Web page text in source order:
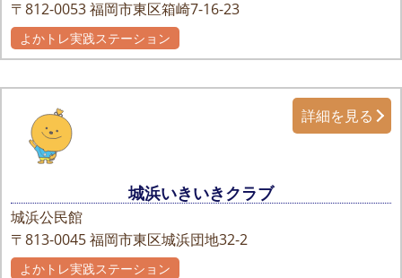
〒812-0053福岡市東区箱崎7-16-23
よかトレ実践ステーション
城浜いきいきクラブ
城浜公民館
〒813-0045福岡市東区城浜団地32-2
詳細を見る
よかトレ実践ステーション